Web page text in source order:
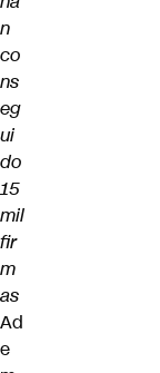
n
co
ns
eg
ui
do
15
mil
fir
m
as
Ad
e